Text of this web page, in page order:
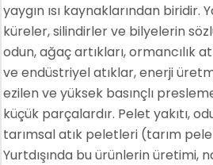
yaygın ısı kaynaklarından biridir.
küreler, silindirler ve bilyelerin
odun, ağaç artıkları, ormancılık
ve endüstriyel atıklar, enerji
ezilen ve yüksek basınçlı
küçük parçalardır. Pelet yakıtı,
tarımsal atık peletleri (tarım
Yurtdışında bu ürünlerin üretimi,